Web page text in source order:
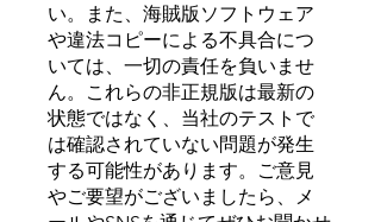
い。また、海賊版ソフトウェア
や違法コピーによる不具合につ
いては、一切の責任を負いませ
ん。これらの非正規版は最新の
状態ではなく、当社のテストで
は確認されていない問題が発生
する可能性があります。ご意見
やご要望がございましたら、メ